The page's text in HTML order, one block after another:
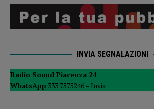
INVIA SEGNALAZIONI
Radio Sound Piacenza 24
WhatsApp 333 7575246 – Invia